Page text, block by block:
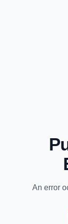
An error